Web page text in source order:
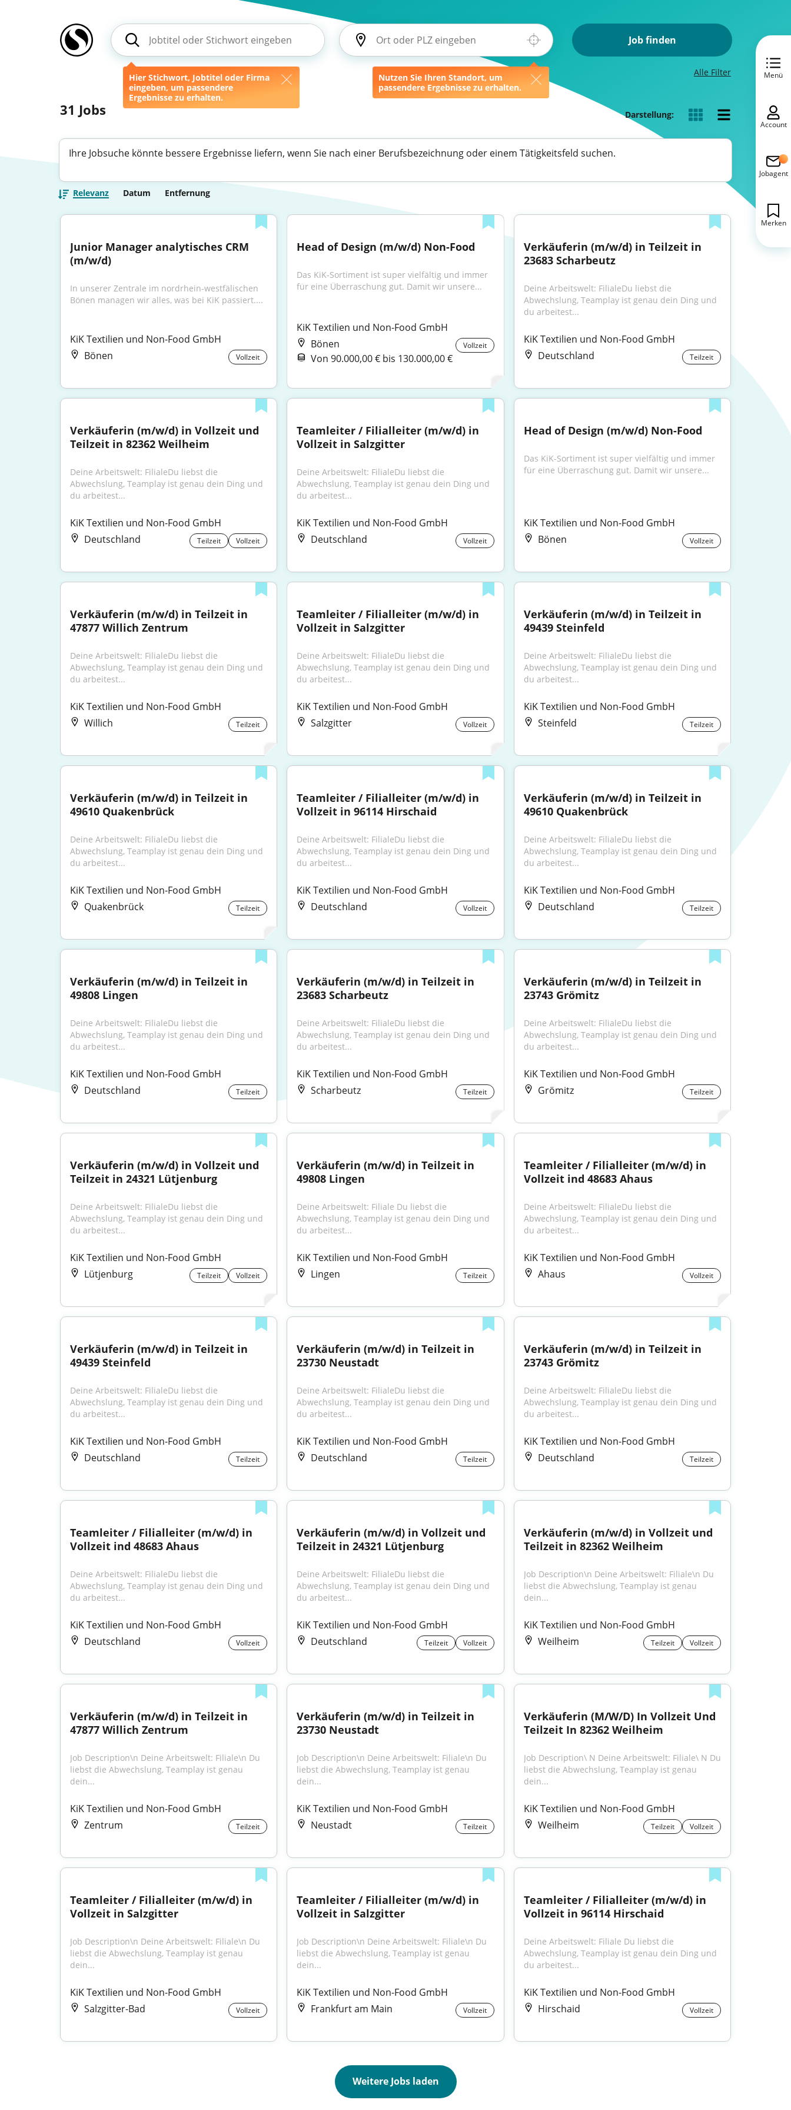
Hier Stichwort, Jobtitel oder Firma
eingeben, um passendere
Ergebnisse zu erhalten.
Nutzen Sie Ihren Standort, um
passendere Ergebnisse zu erhalten.
Job finden
Alle Filter
31 Jobs Darstellung:
Ihre Jobsuche könnte bessere Ergebnisse liefern, wenn Sie nach einer Berufsbezeichnung oder einem Tätigkeitsfeld suchen.
Relevanz Datum Entfernung
Junior Manager analytisches CRM
(m/w/d)
In unserer Zentrale im nordrhein-westfälischen
Bönen managen wir alles, was bei KiK passiert....
KiK Textilien und Non-Food GmbH
Bönen
Vollzeit
Head of Design (m/w/d) Non-Food
Das KiK-Sortiment ist super vielfältig und immer
für eine Überraschung gut. Damit wir unsere...
KiK Textilien und Non-Food GmbH
Bönen
Vollzeit
Von 90.000,00 € bis 130.000,00 €
Verkäuferin (m/w/d) in Teilzeit in
23683 Scharbeutz
Deine Arbeitswelt: FilialeDu liebst die
Abwechslung, Teamplay ist genau dein Ding und
du arbeitest...
KiK Textilien und Non-Food GmbH
Deutschland
Teilzeit
Verkäuferin (m/w/d) in Vollzeit und
Teilzeit in 82362 Weilheim
Deine Arbeitswelt: FilialeDu liebst die
Abwechslung, Teamplay ist genau dein Ding und
du arbeitest...
KiK Textilien und Non-Food GmbH
Deutschland
Teilzeit Vollzeit
Teamleiter / Filialleiter (m/w/d) in
Vollzeit in Salzgitter
Deine Arbeitswelt: FilialeDu liebst die
Abwechslung, Teamplay ist genau dein Ding und
du arbeitest...
KiK Textilien und Non-Food GmbH
Deutschland
Vollzeit
Head of Design (m/w/d) Non-Food
Das KiK-Sortiment ist super vielfältig und immer
für eine Überraschung gut. Damit wir unsere...
KiK Textilien und Non-Food GmbH
Bönen
Vollzeit
Verkäuferin (m/w/d) in Teilzeit in
47877 Willich Zentrum
Deine Arbeitswelt: FilialeDu liebst die
Abwechslung, Teamplay ist genau dein Ding und
du arbeitest...
KiK Textilien und Non-Food GmbH
Willich
Teilzeit
Teamleiter / Filialleiter (m/w/d) in
Vollzeit in Salzgitter
Deine Arbeitswelt: FilialeDu liebst die
Abwechslung, Teamplay ist genau dein Ding und
du arbeitest...
KiK Textilien und Non-Food GmbH
Salzgitter
Vollzeit
Verkäuferin (m/w/d) in Teilzeit in
49439 Steinfeld
Deine Arbeitswelt: FilialeDu liebst die
Abwechslung, Teamplay ist genau dein Ding und
du arbeitest...
KiK Textilien und Non-Food GmbH
Steinfeld
Teilzeit
Verkäuferin (m/w/d) in Teilzeit in
49610 Quakenbrück
Deine Arbeitswelt: FilialeDu liebst die
Abwechslung, Teamplay ist genau dein Ding und
du arbeitest...
KiK Textilien und Non-Food GmbH
Quakenbrück
Teilzeit
Teamleiter / Filialleiter (m/w/d) in
Vollzeit in 96114 Hirschaid
Deine Arbeitswelt: FilialeDu liebst die
Abwechslung, Teamplay ist genau dein Ding und
du arbeitest...
KiK Textilien und Non-Food GmbH
Deutschland
Vollzeit
Verkäuferin (m/w/d) in Teilzeit in
49610 Quakenbrück
Deine Arbeitswelt: FilialeDu liebst die
Abwechslung, Teamplay ist genau dein Ding und
du arbeitest...
KiK Textilien und Non-Food GmbH
Deutschland
Teilzeit
Verkäuferin (m/w/d) in Teilzeit in
49808 Lingen
Deine Arbeitswelt: FilialeDu liebst die
Abwechslung, Teamplay ist genau dein Ding und
du arbeitest...
KiK Textilien und Non-Food GmbH
Deutschland
Teilzeit
Verkäuferin (m/w/d) in Teilzeit in
23683 Scharbeutz
Deine Arbeitswelt: FilialeDu liebst die
Abwechslung, Teamplay ist genau dein Ding und
du arbeitest...
KiK Textilien und Non-Food GmbH
Scharbeutz
Teilzeit
Verkäuferin (m/w/d) in Teilzeit in
23743 Grömitz
Deine Arbeitswelt: FilialeDu liebst die
Abwechslung, Teamplay ist genau dein Ding und
du arbeitest...
KiK Textilien und Non-Food GmbH
Grömitz
Teilzeit
Verkäuferin (m/w/d) in Vollzeit und
Teilzeit in 24321 Lütjenburg
Deine Arbeitswelt: FilialeDu liebst die
Abwechslung, Teamplay ist genau dein Ding und
du arbeitest...
KiK Textilien und Non-Food GmbH
Lütjenburg
Teilzeit Vollzeit
Verkäuferin (m/w/d) in Teilzeit in
49808 Lingen
Deine Arbeitswelt: Filiale Du liebst die
Abwechslung, Teamplay ist genau dein Ding und
du arbeitest...
KiK Textilien und Non-Food GmbH
Lingen
Teilzeit
Teamleiter / Filialleiter (m/w/d) in
Vollzeit ind 48683 Ahaus
Deine Arbeitswelt: FilialeDu liebst die
Abwechslung, Teamplay ist genau dein Ding und
du arbeitest...
KiK Textilien und Non-Food GmbH
Ahaus
Vollzeit
Verkäuferin (m/w/d) in Teilzeit in
49439 Steinfeld
Deine Arbeitswelt: FilialeDu liebst die
Abwechslung, Teamplay ist genau dein Ding und
du arbeitest...
KiK Textilien und Non-Food GmbH
Deutschland
Teilzeit
Verkäuferin (m/w/d) in Teilzeit in
23730 Neustadt
Deine Arbeitswelt: FilialeDu liebst die
Abwechslung, Teamplay ist genau dein Ding und
du arbeitest...
KiK Textilien und Non-Food GmbH
Deutschland
Teilzeit
Verkäuferin (m/w/d) in Teilzeit in
23743 Grömitz
Deine Arbeitswelt: FilialeDu liebst die
Abwechslung, Teamplay ist genau dein Ding und
du arbeitest...
KiK Textilien und Non-Food GmbH
Deutschland
Teilzeit
Teamleiter / Filialleiter (m/w/d) in
Vollzeit ind 48683 Ahaus
Deine Arbeitswelt: FilialeDu liebst die
Abwechslung, Teamplay ist genau dein Ding und
du arbeitest...
KiK Textilien und Non-Food GmbH
Deutschland
Vollzeit
Verkäuferin (m/w/d) in Vollzeit und
Teilzeit in 24321 Lütjenburg
Deine Arbeitswelt: FilialeDu liebst die
Abwechslung, Teamplay ist genau dein Ding und
du arbeitest...
KiK Textilien und Non-Food GmbH
Deutschland
Teilzeit Vollzeit
Verkäuferin (m/w/d) in Vollzeit und
Teilzeit in 82362 Weilheim
Job Description\n Deine Arbeitswelt: Filiale\n Du
liebst die Abwechslung, Teamplay ist genau
dein...
KiK Textilien und Non-Food GmbH
Weilheim
Teilzeit Vollzeit
Verkäuferin (m/w/d) in Teilzeit in
47877 Willich Zentrum
Job Description\n Deine Arbeitswelt: Filiale\n Du
liebst die Abwechslung, Teamplay ist genau
dein...
KiK Textilien und Non-Food GmbH
Zentrum
Teilzeit
Verkäuferin (m/w/d) in Teilzeit in
23730 Neustadt
Job Description\n Deine Arbeitswelt: Filiale\n Du
liebst die Abwechslung, Teamplay ist genau
dein...
KiK Textilien und Non-Food GmbH
Neustadt
Teilzeit
Verkäuferin (M/W/D) In Vollzeit Und
Teilzeit In 82362 Weilheim
Job Description\ N Deine Arbeitswelt: Filiale\ N Du
liebst die Abwechslung, Teamplay ist genau
dein...
KiK Textilien und Non-Food GmbH
Weilheim
Teilzeit Vollzeit
Teamleiter / Filialleiter (m/w/d) in
Vollzeit in Salzgitter
Job Description\n Deine Arbeitswelt: Filiale\n Du
liebst die Abwechslung, Teamplay ist genau
dein...
KiK Textilien und Non-Food GmbH
Salzgitter-Bad
Vollzeit
Teamleiter / Filialleiter (m/w/d) in
Vollzeit in Salzgitter
Job Description\n Deine Arbeitswelt: Filiale\n Du
liebst die Abwechslung, Teamplay ist genau
dein...
KiK Textilien und Non-Food GmbH
Frankfurt am Main
Vollzeit
Teamleiter / Filialleiter (m/w/d) in
Vollzeit in 96114 Hirschaid
Deine Arbeitswelt: Filiale Du liebst die
Abwechslung, Teamplay ist genau dein Ding und
du arbeitest...
KiK Textilien und Non-Food GmbH
Hirschaid
Vollzeit
Weitere Jobs laden
Menü
Account
Jobagent
Merken